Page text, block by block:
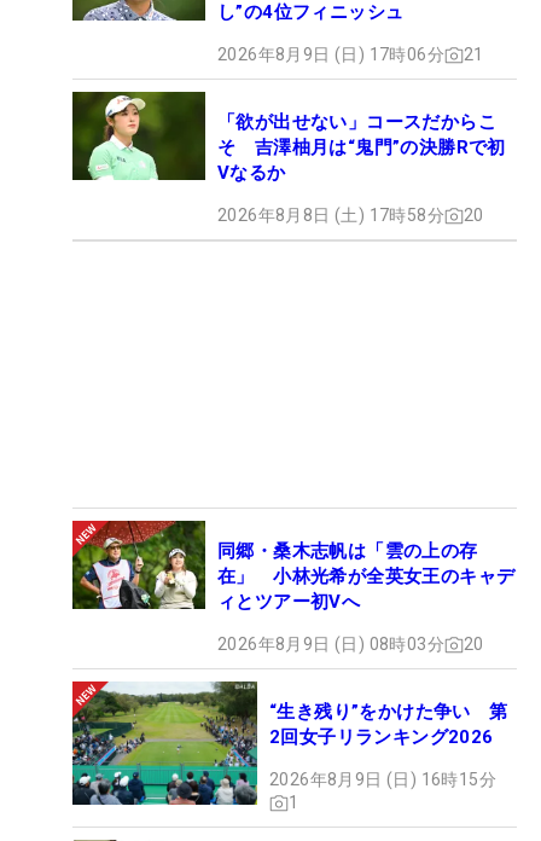
し”の4位フィニッシュ
2026年8月9日 (日) 17時06分 21
「欲が出せない」コースだからこ
そ 吉澤柚月は“鬼門”の決勝Rで初
Vなるか
2026年8月8日 (土) 17時58分 20
同郷・桑木志帆は「雲の上の存
在」 小林光希が全英女王のキャデ
ィとツアー初Vへ
2026年8月9日 (日) 08時03分 20
“生き残り”をかけた争い 第
2回女子リランキング2026
2026年8月9日 (日) 16時15分
1